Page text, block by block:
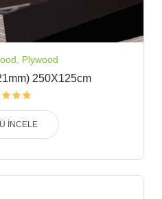
Plywood
250X125cm
İNCELE